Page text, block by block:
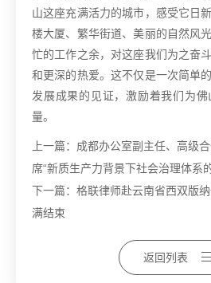
山这座充满活力的城市，感受它日
楼大厦、繁华街道、美丽的自然风
忙的工作之余，对这座我们为之奋
和更深的热爱。这不仅是一次简单
发展成果的见证，激励着我们为
量。
上一篇： 成都办公室副主任、高级
席“新质生产力背景下社会治理体系
下一篇： 格联律师赴云南省西双版
满结束
返回列表